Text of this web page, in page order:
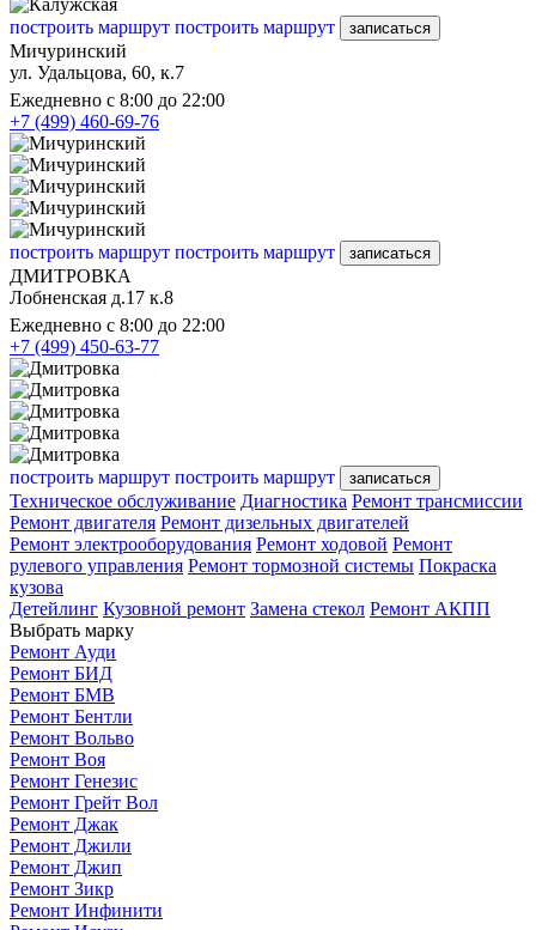
построить маршрут построить маршрут записаться
Мичуринский
ул. Удальцова, 60, к.7
Ежедневно с 8:00 до 22:00
+7 (499) 460-69-76
построить маршрут построить маршрут записаться
ДМИТРОВКА
Лобненская д.17 к.8
Ежедневно с 8:00 до 22:00
+7 (499) 450-63-77
построить маршрут построить маршрут записаться
Техническое обслуживание Диагностика Ремонт трансмиссии
Ремонт двигателя Ремонт дизельных двигателей
Ремонт электрооборудования Ремонт ходовой Ремонт
рулевого управления Ремонт тормозной системы Покраска
кузова
Детейлинг Кузовной ремонт Замена стекол Ремонт АКПП
Выбрать марку
Ремонт Ауди
Ремонт БИД
Ремонт БМВ
Ремонт Бентли
Ремонт Вольво
Ремонт Воя
Ремонт Генезис
Ремонт Грейт Вол
Ремонт Джак
Ремонт Джили
Ремонт Джип
Ремонт Зикр
Ремонт Инфинити